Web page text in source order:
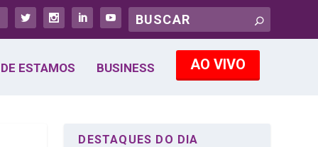
ESTAMOS BUSINESS AO VIVO
DESTAQUES DO DIA